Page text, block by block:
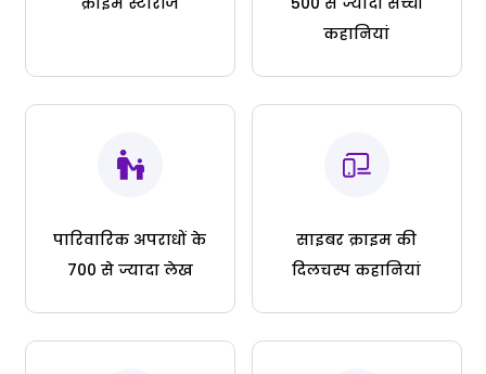
कहानियां
पारिवारिक अपराधों के
700 से ज्यादा लेख
साइबर क्राइम की
दिलचस्प कहानियां